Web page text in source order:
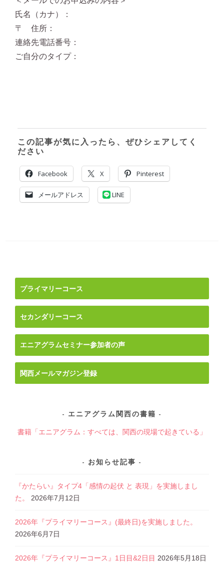
氏名（カナ）：
〒 住所：
連絡先電話番号：
ご自分のタイプ：
この記事が気に入ったら、ぜひシェアしてく
ださい
Facebook X Pinterest
メールアドレス LINE
ナ
ビ
ゲ
ー
シ
ョ
ン
プライマリーコース
セカンダリーコース
エニアグラムセミナー参加者の声
関西メールマガジン登録
エニアグラム関西の書籍
書籍「エニアグラム：すべては、関西の現場で起きている」
お知らせ記事
『かたらい』タイプ4「感情の起伏 と 表現」を実施しまし
た。
2026年7月12日
2026年『プライマリーコース』(最終日)を実施しました。
2026年6月7日
2026年『プライマリーコース』1日目&2日目 2026年5月18日